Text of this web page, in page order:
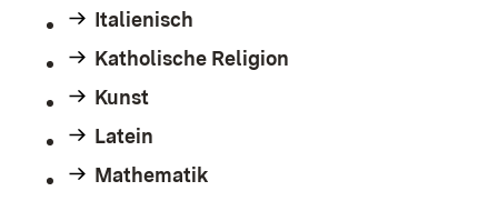
Italienisch
Katholische Religion
Kunst
Latein
Mathematik